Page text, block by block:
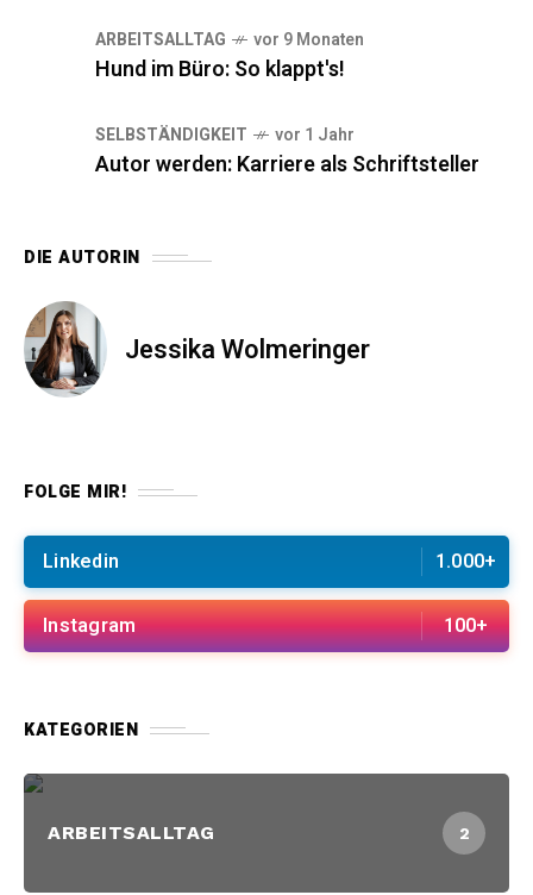
ARBEITSALLTAG vor 9 Monaten
Hund im Büro: So klappt's!
SELBSTÄNDIGKEIT vor 1 Jahr
Autor werden: Karriere als Schriftsteller
DIE AUTORIN
Jessika Wolmeringer
FOLGE MIR!
Linkedin 1.000+
Instagram 100+
KATEGORIEN
ARBEITSALLTAG 2